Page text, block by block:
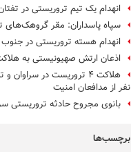
انهدام یک تیم تروریستی در
سپاه پاسداران: مقر گروهک‌های
انهدام هسته تروریستی در
اذعان ارتش صهیونیستی به هلاکت ۳۰ نظامی در جنگ علیه
هلاکت ۴ تروریست در
نفر از مدافعان امنیت
بانوی مجروح حادثه تروریستی
برچسب‌ها